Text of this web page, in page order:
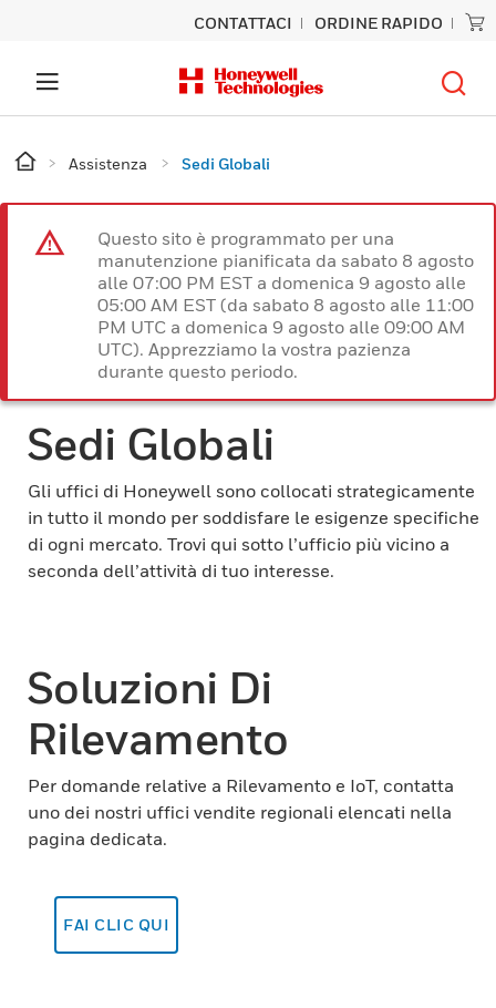
CONTATTACI ORDINE RAPIDO
Assistenza Sedi Globali
Questo sito è programmato per una
manutenzione pianificata da sabato 8 agosto
alle 07:00 PM EST a domenica 9 agosto alle
05:00 AM EST (da sabato 8 agosto alle 11:00
PM UTC a domenica 9 agosto alle 09:00 AM
UTC). Apprezziamo la vostra pazienza
durante questo periodo.
Sedi Globali
Gli uffici di Honeywell sono collocati strategicamente
in tutto il mondo per soddisfare le esigenze specifiche
di ogni mercato. Trovi qui sotto l’ufficio più vicino a
seconda dell’attività di tuo interesse.
Soluzioni Di
Rilevamento
Per domande relative a Rilevamento e IoT, contatta
uno dei nostri uffici vendite regionali elencati nella
pagina dedicata.
FAI CLIC QUI